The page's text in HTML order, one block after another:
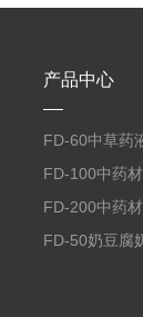
产品中心
FD-60中草药
干机
FD-100中药
空冻干机
FD-200中药
空冻干机
FD-50奶豆腐